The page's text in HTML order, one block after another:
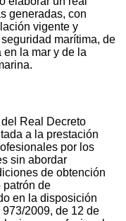
generadas, con
vigente y
marítima, de
en la mar y de la
Real Decreto
a la prestación
por los
sin abordar
de obtención
patrón de
en la disposición
2009, de 12 de